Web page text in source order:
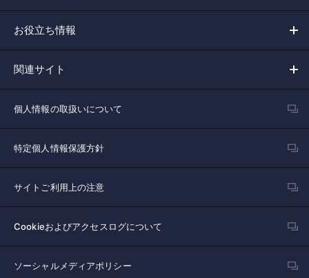
お役立ち情報
関連サイト
個人情報の取扱いについて
特定個人情報保護方針
サイトご利用上の注意
Cookieおよびアクセスログについて
ソーシャルメディアポリシー